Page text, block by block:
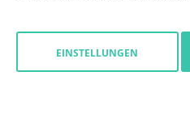
EINSTELLUNGEN